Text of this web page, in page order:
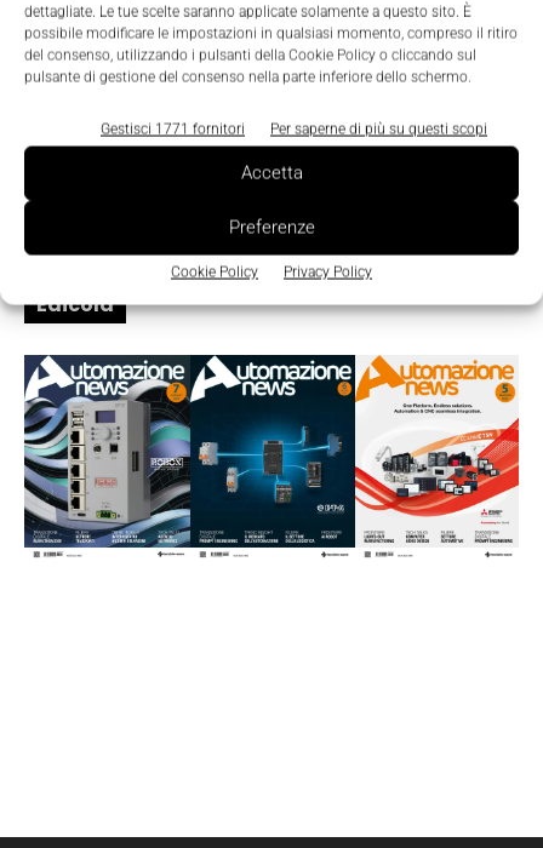
dettagliate. Le tue scelte saranno applicate solamente a questo sito. È
possibile modificare le impostazioni in qualsiasi momento, compreso il ritiro
del consenso, utilizzando i pulsanti della Cookie Policy o cliccando sul
pulsante di gestione del consenso nella parte inferiore dello schermo.
Gestisci 1771 fornitori Per saperne di più su questi scopi
Accetta
Preferenze
Cookie Policy Privacy Policy
Edicola